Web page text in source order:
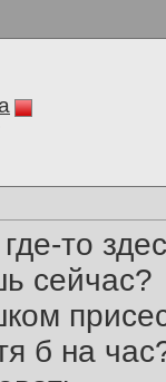
то
сейчас?
б на